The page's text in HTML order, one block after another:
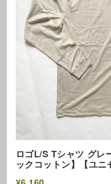
ロゴL/S Tシャツ グレ
ックコットン】【ユニ